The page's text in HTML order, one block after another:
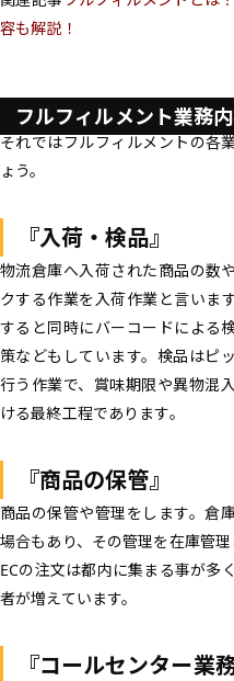
容も解説！
フルフィルメント業務
それではフルフィルメントの各
ょう。
『入荷・検品』
物流倉庫へ入荷された商品の数
クする作業を入荷作業と言いま
すると同時にバーコードによる
策などもしています。検品はピ
行う作業で、賞味期限や異物混
ける最終工程であります。
『商品の保管』
商品の保管や管理をします。倉
場合もあり、その管理を在庫管理
ECの注文は都内に集まる事が多
者が増えています。
『コールセンター業